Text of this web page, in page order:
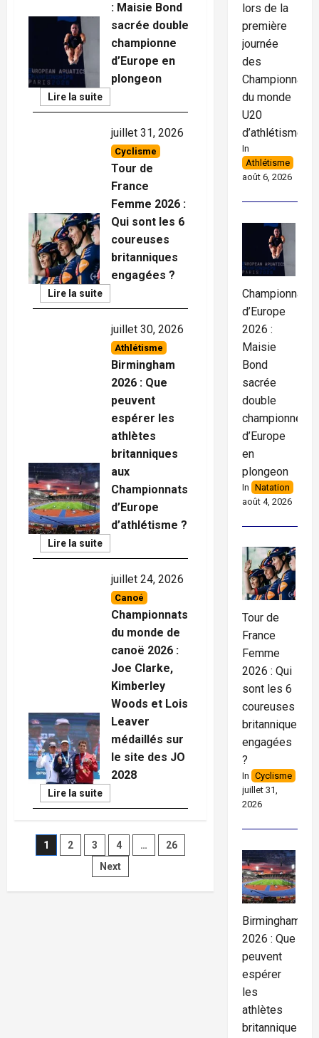
: Maisie Bond
sacrée double
championne
d’Europe en
plongeon
Lire la suiteRead
More
juillet 31, 2026
Cyclisme
Tour de
France
Femme 2026 :
Qui sont les 6
coureuses
britanniques
engagées ?
Lire la suiteRead
More
juillet 30, 2026
Athlétisme
Birmingham
2026 : Que
peuvent
espérer les
athlètes
britanniques
aux
Championnats
d’Europe
d’athlétisme ?
Lire la suiteRead
More
juillet 24, 2026
Canoé
Championnats
du monde de
canoë 2026 :
Joe Clarke,
Kimberley
Woods et Lois
Leaver
médaillés sur
le site des JO
2028
Lire la suiteRead
More
Pagination
1 2 3 4 …
26
Next
lors de la
première
journée
des
Championnats
du monde
U20
d’athlétisme
In
Athlétisme
août 6, 2026
Championnats
d’Europe
2026 :
Maisie
Bond
sacrée
double
championne
d’Europe
en
plongeon
In Natation
août 4, 2026
Tour de
France
Femme
2026 : Qui
sont les 6
coureuses
britanniques
engagées
?
In Cyclisme
juillet 31,
2026
Birmingham
2026 : Que
peuvent
espérer
les
athlètes
britanniques